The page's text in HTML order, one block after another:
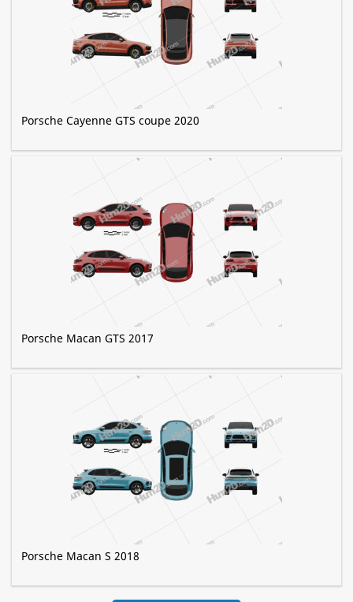
Porsche Cayenne GTS coupe 2020
Porsche Macan GTS 2017
Porsche Macan S 2018